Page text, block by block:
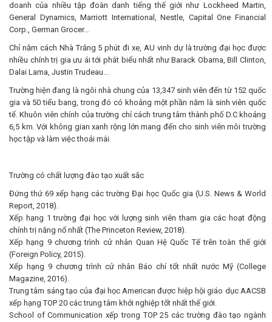
doanh của nhiều tập đoàn danh tiếng thế giới như Lockheed Martin,
General Dynamics, Marriott International, Nestle, Capital One Financial
Corp., German Grocer…
Chỉ nằm cách Nhà Trắng 5 phút đi xe, AU vinh dự là trường đại học được
nhiều chính trị gia ưu ái tới phát biểu nhất như Barack Obama, Bill Clinton,
Dalai Lama, Justin Trudeau...
Trường hiện đang là ngôi nhà chung của 13,347 sinh viên đến từ 152 quốc
gia và 50 tiểu bang, trong đó có khoảng một phần năm là sinh viên quốc
tế. Khuôn viên chính của trường chỉ cách trung tâm thành phố D.C khoảng
6,5 km. Với không gian xanh rộng lớn mang đến cho sinh viên môi trường
học tập và làm việc thoải mái.
Trường có chất lượng đào tạo xuất sắc
Đứng thứ 69 xếp hạng các trường Đại học Quốc gia (U.S. News & World
Report, 2018).
Xếp hạng 1 trường đại học với lượng sinh viên tham gia các hoạt động
chính trị năng nổ nhất (The Princeton Review, 2018).
Xếp hạng 9 chương trình cử nhân Quan Hệ Quốc Tế trên toàn thế giới
(Foreign Policy, 2015).
Xếp hạng 9 chương trình cử nhân Báo chí tốt nhất nước Mỹ (College
Magazine, 2016).
Trung tâm sáng tạo của đại học American được hiệp hội giáo dục AACSB
xếp hạng TOP 20 các trung tâm khởi nghiệp tốt nhất thế giới.
School of Communication xếp trong TOP 25 các trường đào tạo ngành